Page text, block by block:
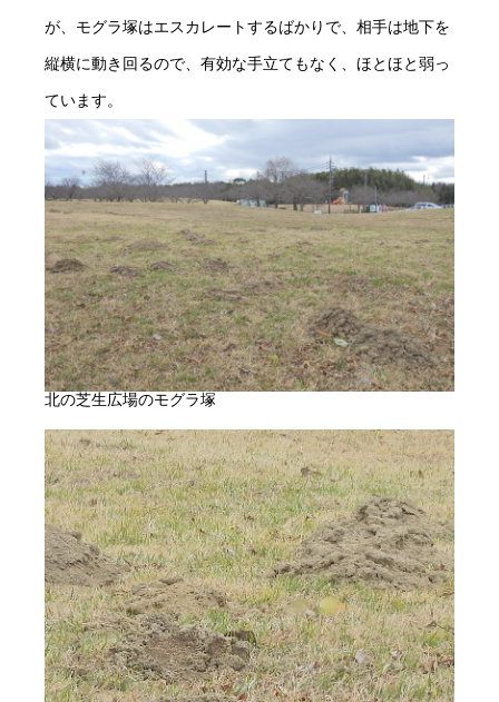
が、モグラ塚はエスカレートするばかりで、相手は地下を
縦横に動き回るので、有効な手立てもなく、ほとほと弱っ
ています。
北の芝生広場のモグラ塚